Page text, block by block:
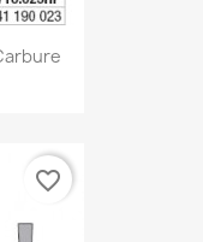
favorite_border